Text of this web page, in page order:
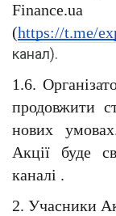
(https://t.me/
канал).
1.6.
продовжити
нових
Акції буде
каналі .
2. Учасники